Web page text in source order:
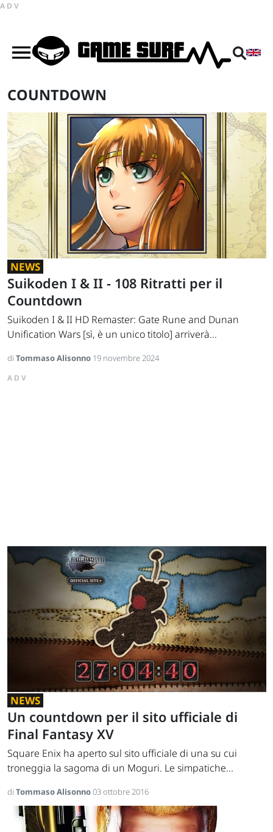
ADV
COUNTDOWN
NEWS
Suikoden I & II - 108 Ritratti per il
Countdown
Suikoden I & II HD Remaster: Gate Rune and Dunan
Unification Wars [sì, è un unico titolo] arriverà...
di Tommaso Alisonno 19 novembre 2024
ADV
NEWS
Un countdown per il sito ufficiale di
Final Fantasy XV
Square Enix ha aperto sul sito ufficiale di una su cui
troneggia la sagoma di un Moguri. Le simpatiche...
di Tommaso Alisonno03 ottobre 2016